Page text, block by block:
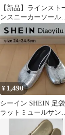
【新品】ラインスト
ンスニーカーソールサ
ンダル＊エモダ マウ
ー リエンダ
¥ 1,490
シーイン SHEIN 足
ラットミュールサンダ
ル シルバー 24~24.5cm